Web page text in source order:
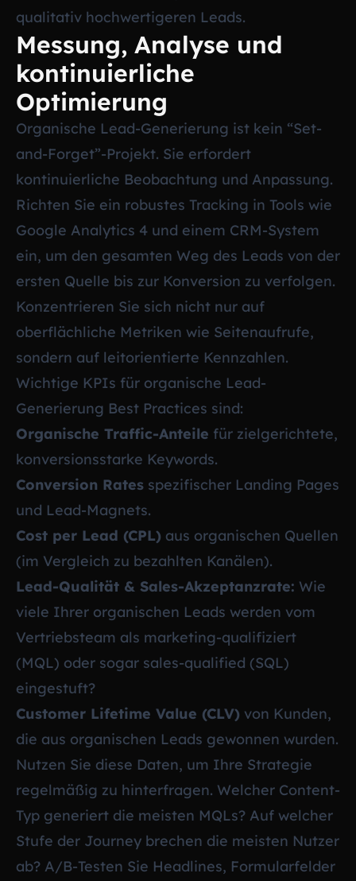
qualitativ hochwertigeren Leads.
Messung, Analyse und
kontinuierliche
Optimierung
Organische Lead-Generierung ist kein “Set-
and-Forget”-Projekt. Sie erfordert
kontinuierliche Beobachtung und Anpassung.
Richten Sie ein robustes Tracking in Tools wie
Google Analytics 4 und einem CRM-System
ein, um den gesamten Weg des Leads von der
ersten Quelle bis zur Konversion zu verfolgen.
Konzentrieren Sie sich nicht nur auf
oberflächliche Metriken wie Seitenaufrufe,
sondern auf leitorientierte Kennzahlen.
Wichtige KPIs für organische Lead-
Generierung Best Practices sind:
Organische Traffic-Anteile für zielgerichtete,
konversionsstarke Keywords.
Conversion Rates spezifischer Landing Pages
und Lead-Magnets.
Cost per Lead (CPL) aus organischen Quellen
(im Vergleich zu bezahlten Kanälen).
Lead-Qualität & Sales-Akzeptanzrate: Wie
viele Ihrer organischen Leads werden vom
Vertriebsteam als marketing-qualifiziert
(MQL) oder sogar sales-qualified (SQL)
eingestuft?
Customer Lifetime Value (CLV) von Kunden,
die aus organischen Leads gewonnen wurden.
Nutzen Sie diese Daten, um Ihre Strategie
regelmäßig zu hinterfragen. Welcher Content-
Typ generiert die meisten MQLs? Auf welcher
Stufe der Journey brechen die meisten Nutzer
ab? A/B-Testen Sie Headlines, Formularfelder